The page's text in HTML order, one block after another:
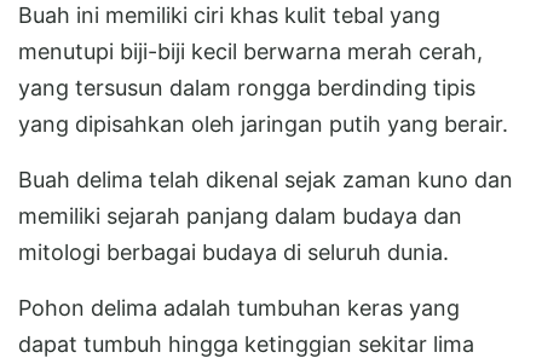
Buah ini memiliki ciri khas kulit tebal yang
menutupi biji-biji kecil berwarna merah cerah,
yang tersusun dalam rongga berdinding tipis
yang dipisahkan oleh jaringan putih yang berair.
Buah delima telah dikenal sejak zaman kuno dan
memiliki sejarah panjang dalam budaya dan
mitologi berbagai budaya di seluruh dunia.
Pohon delima adalah tumbuhan keras yang
dapat tumbuh hingga ketinggian sekitar lima